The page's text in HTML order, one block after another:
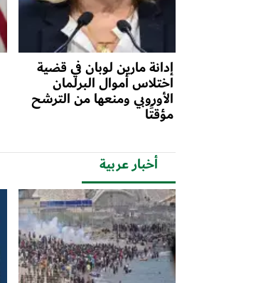
إدانة مارين لوبان في قضية
اختلاس أموال البرلمان
الأوروبي ومنعها من الترشح
مؤقتًا
أخبار عربية